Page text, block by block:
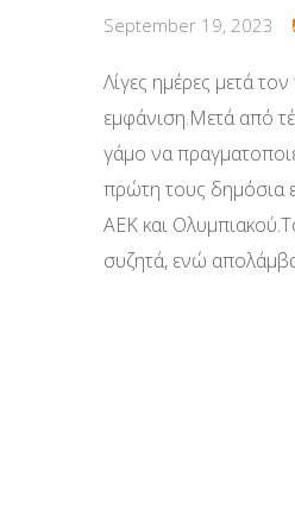
September 19, 2023
Λίγες ημέρες μετά
εμφάνιση.Μετά από
γάμο να
πρώτη τους δημόσια
ΑΕΚ και
συζητά, ενώ